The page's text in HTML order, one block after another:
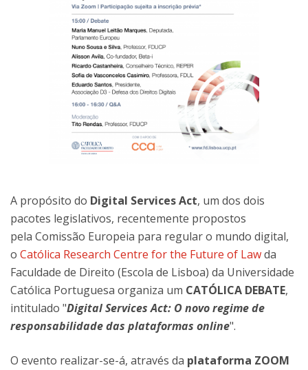
A propósito do Digital Services Act, um dos dois
pacotes legislativos, recentemente propostos
pela Comissão Europeia para regular o mundo digital,
o Católica Research Centre for the Future of Lawda
Faculdade de Direito (Escola de Lisboa) da Universidade
Católica Portuguesa organiza um CATÓLICA DEBATE,
intitulado "Digital Services Act: O novo regime de
responsabilidade das plataformas online".
O evento realizar-se-á, através da plataforma ZOOM